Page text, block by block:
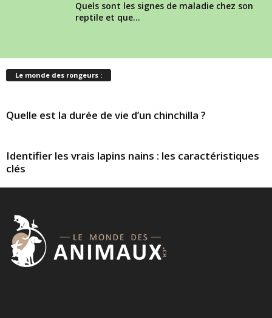
Quels sont les signes de maladie chez son
reptile et que...
Le monde des rongeurs :
Quelle est la durée de vie d’un chinchilla ?
Identifier les vrais lapins nains : les caractéristiques
clés